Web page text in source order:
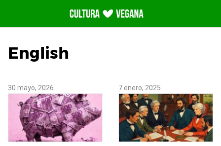
contenido
English
30 mayo, 2026 7 enero, 2025